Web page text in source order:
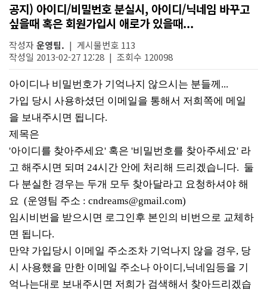
공지) 아이디/비밀번호 분실시, 아이디/닉네임 바꾸고
싶을때 혹은 회원가입시 애로가 있을때...
작성자운영팀. | 게시물번호 113
작성일 2013-02-27 12:28 | 조회수 120098
아이디나 비밀번호가 기억나지 않으시는 분들께 ...
가입 당시 사용하셨던 이메일을 통해서 저희쪽에 메일
을 보내주시면 됩니다.
제목은
'아이디를 찾아주세요' 혹은 '비밀번호를 찾아주세요' 라
고 해주시면 되며 24시간 안에 처리해 드리겠습니다. 둘
다 분실한 경우는 두개 모두 찾아달라고 요청하셔야 해
요 (운영팀 주소 : cndreams@gmail.com)
임시비번을 받으시면 로그인후 본인의 비번으로 교체하
면 됩니다.
만약 가입당시 이메일 주소조차 기억나지 않을 경우, 당
시 사용했을 만한 이메일 주소나 아이디 ,닉네임등을 기
억나는대로 보내주시면 저희가 검색해서 찾아드리겠습